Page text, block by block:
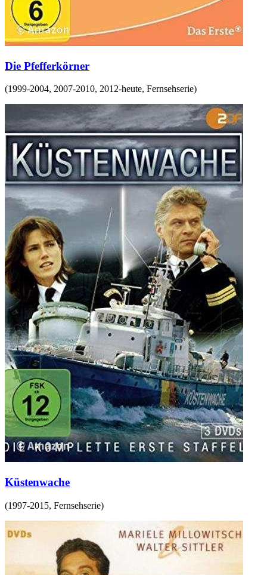
Die Pfefferkörner
(1999-2004, 2007-2010, 2012-heute, Fernsehserie)
Küstenwache
(1997-2015, Fernsehserie)